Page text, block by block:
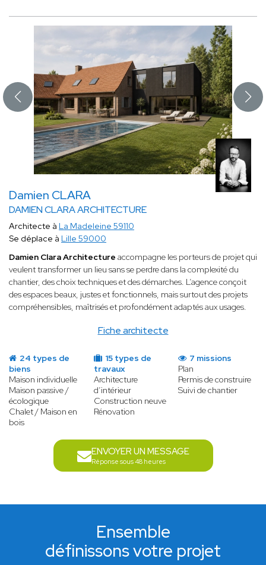
Damien CLARA
DAMIEN CLARA ARCHITECTURE
Fiche architecte
Architecte à La Madeleine 59110
Se déplace à Lille 59000
Damien Clara Architecture accompagne les porteurs de projet qui
veulent transformer un lieu sans se perdre dans la complexité du
chantier, des choix techniques et des démarches. L’agence conçoit
des espaces beaux, justes et fonctionnels, mais surtout des projets
compréhensibles, maîtrisés et profondément adaptés aux usages.
24 types de
biens
Maison individuelle
Maison passive /
écologique
Chalet / Maison en
bois
15 types de
travaux
Architecture
d’intérieur
Construction neuve
Rénovation
7 missions
Plan
Permis de construire
Suivi de chantier
ENVOYER UN MESSAGE
Réponse sous 48 heures
Ensemble
définissons votre projet